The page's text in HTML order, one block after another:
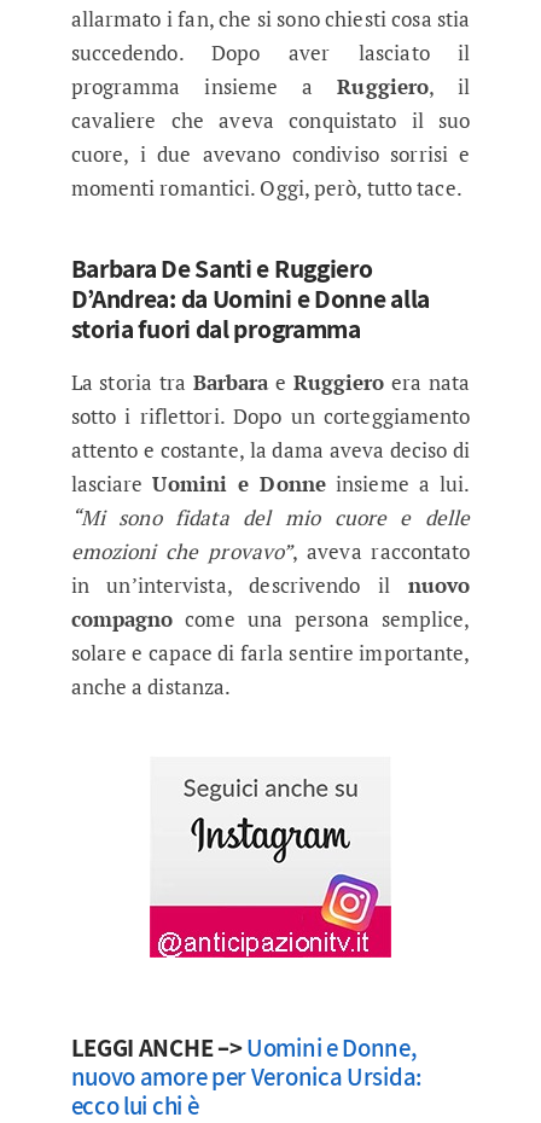
allarmato i fan, che si sono chiesti cosa stia
succedendo. Dopo aver lasciato il
programma insieme aRuggiero, il
cavaliere che aveva conquistato il suo
cuore, i due avevano condiviso sorrisi e
momenti romantici. Oggi, però, tutto tace.
Barbara De Santi e Ruggiero
D’Andrea: da Uomini e Donne alla
storia fuori dal programma
La storia tra Barbarae Ruggiero era nata
sotto i riflettori. Dopo un corteggiamento
attento e costante, la dama aveva deciso di
lasciareUomini e Donneinsieme a lui.
“Mi sono fidata del mio cuore e delle
emozioni che provavo”, aveva raccontato
in un’intervista, descrivendo il nuovo
compagno come una persona semplice,
solare e capace di farla sentire importante,
anche a distanza.
LEGGI ANCHE –>Uomini e Donne,
nuovo amore per Veronica Ursida:
ecco lui chi è